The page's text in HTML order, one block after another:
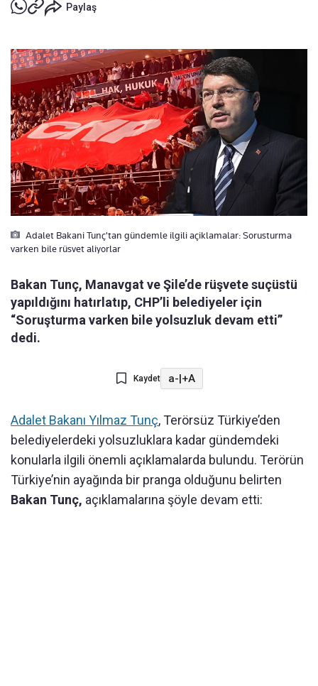
Paylaş
Adalet Bakani Tunç'tan gündemle ilgili açiklamalar: Sorusturma
varken bile rüsvet aliyorlar
Bakan Tunç, Manavgat ve Şile’de rüşvete suçüstü
yapıldığını hatırlatıp, CHP’li belediyeler için
“Soruşturma varken bile yolsuzluk devam etti”
dedi.
Kaydet a-|+A
Adalet Bakanı Yılmaz Tunç, Terörsüz Türkiye’den
belediyelerdeki yolsuzluklara kadar gündemdeki
konularla ilgili önemli açıklamalarda bulundu. Terörün
Türkiye’nin ayağında bir pranga olduğunu belirten
Bakan Tunç, açıklamalarına şöyle devam etti: